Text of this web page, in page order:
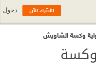
وكسة الشاويش
اشترك الآن دخول